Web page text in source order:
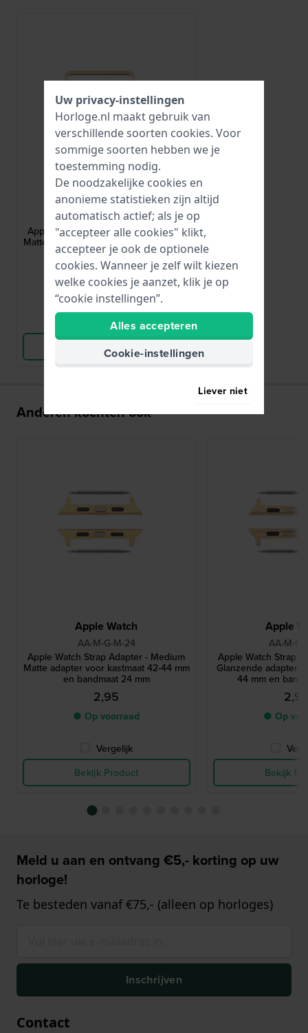
Apple Watch
AA-M-G-M-24-L
Apple Watch Strap Adapter - Medium
Matte adapter voor kastmaat 42-44 mm
en bandmaat 24 mm
3,95
● Op voorraad
Vergelijk
Bekijk Product
Anderen kochten ook
Apple Watch
AA-M-G-M-24
Apple Watch Strap Adapter - Medium
Matte adapter voor kastmaat 42-44 mm
en bandmaat 24 mm
2,95
● Op voorraad
Vergelijk
Bekijk Product
Apple
AA-M-G-
Apple Watch Strap
Glanzende adapter
44 mm en
● Op
Bekijk
Meld u aan en ontvang €5,- korting op uw
horloge!
Te besteden vanaf €75,- (alleen op horloges)
Inschrijven
Contact
Uw privacy-instellingen
Horloge.nl maakt gebruik van
verschillende soorten cookies. Voor
sommige soorten hebben we je
toestemming nodig.
De noodzakelijke cookies en
anonieme statistieken zijn altijd
automatisch actief; als je op
"accepteer alle cookies" klikt,
accepteer je ook de optionele
cookies. Wanneer je zelf wilt kiezen
welke cookies je aanzet, klik je op
“cookie instellingen”.
Alles accepteren
Cookie-instellingen
Liever niet